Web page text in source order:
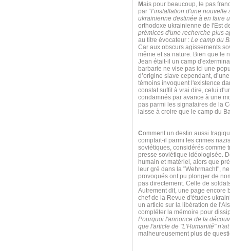
Mais pour beaucoup, le pas
par “l‘installation d'une
ukrainienne destinée à en faire
orthodoxe ukrainienne de l'Est
prémices d'une recherche plus
au titre évocateur : Le camp du
Car aux obscurs agissements
même et sa nature. Bien que le
Jean était-il un camp
barbarie ne vise pas ici une
d’origine slave cependant,
témoins invoquent l'existence
constat suffit à vrai dire, celui
condamnés par avance à une
pas parmi les signataires de la
laisse à croire que le camp du
Comment un destin aussi
comptait-il parmi les crimes
soviétiques, considérés comme
presse soviétique idéologisée.
humain et matériel, alors que
leur gré dans la "Wehrmacht",
provoqués ont pu plonger de
pas directement. Celle de
Autrement dit, une page encore
chef de la Revue d'études
un article sur la libération de
compléter la mémoire pour
Pourquoi l'annonce de la
que l'article de "L'Humanité"
malheureusement plus de